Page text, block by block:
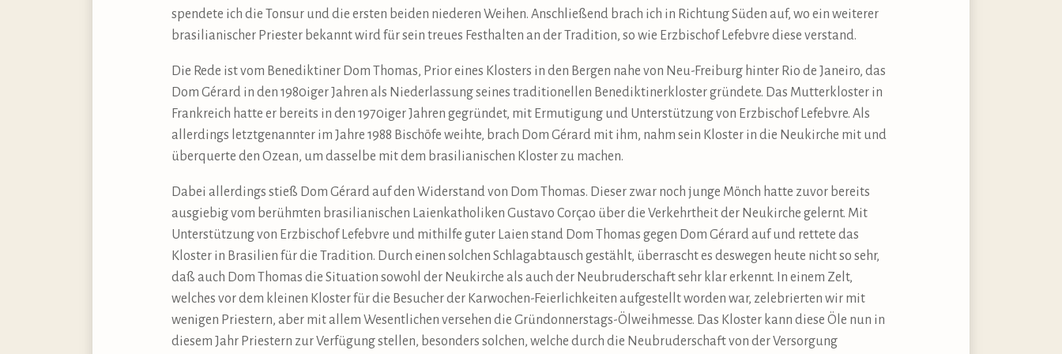
spendete ich die Tonsur und die ersten beiden niederen Weihen. Anschließend brach ich in Richtung Süden auf, wo ein weiterer
brasilianischer Priester bekannt wird für sein treues Festhalten an der Tradition, so wie Erzbischof Lefebvre diese verstand.
Die Rede ist vom Benediktiner Dom Thomas, Prior eines Klosters in den Bergen nahe von Neu-Freiburg hinter Rio de Janeiro, das
Dom Gérard in den 1980iger Jahren als Niederlassung seines traditionellen Benediktinerkloster gründete. Das Mutterkloster in
Frankreich hatte er bereits in den 1970iger Jahren gegründet, mit Ermutigung und Unterstützung von Erzbischof Lefebvre. Als
allerdings letztgenannter im Jahre 1988 Bischöfe weihte, brach Dom Gérard mit ihm, nahm sein Kloster in die Neukirche mit und
überquerte den Ozean, um dasselbe mit dem brasilianischen Kloster zu machen.
Dabei allerdings stieß Dom Gérard auf den Widerstand von Dom Thomas. Dieser zwar noch junge Mönch hatte zuvor bereits
ausgiebig vom berühmten brasilianischen Laienkatholiken Gustavo Corçao über die Verkehrtheit der Neukirche gelernt. Mit
Unterstützung von Erzbischof Lefebvre und mithilfe guter Laien stand Dom Thomas gegen Dom Gérard auf und rettete das
Kloster in Brasilien für die Tradition. Durch einen solchen Schlagabtausch gestählt, überrascht es deswegen heute nicht so sehr,
daß auch Dom Thomas die Situation sowohl der Neukirche als auch der Neubruderschaft sehr klar erkennt. In einem Zelt,
welches vor dem kleinen Kloster für die Besucher der Karwochen-Feierlichkeiten aufgestellt worden war, zelebrierten wir mit
wenigen Priestern, aber mit allem Wesentlichen versehen die Gründonnerstags-Ölweihmesse. Das Kloster kann diese Öle nun in
diesem Jahr Priestern zur Verfügung stellen, besonders solchen, welche durch die Neubruderschaft von der Versorgung